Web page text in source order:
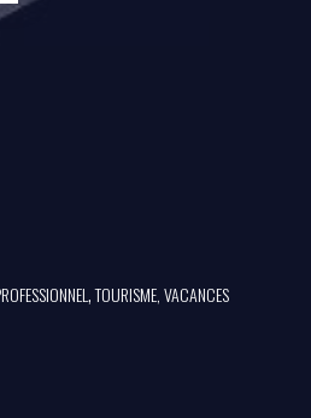
,TOURISME, VACANCES